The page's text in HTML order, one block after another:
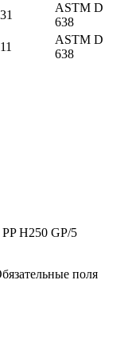
31
ASTM D
638
11
ASTM D
638
H250 GP/5
поля